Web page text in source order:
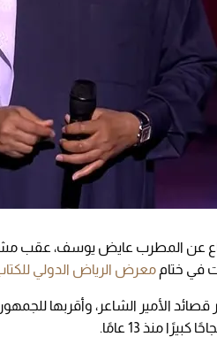
عن المطرب عايض يوسف، عقب
في ختام معرض الرياض الدولي
الأمير الشاعر، وأقربها
منذ 13 عامًا.